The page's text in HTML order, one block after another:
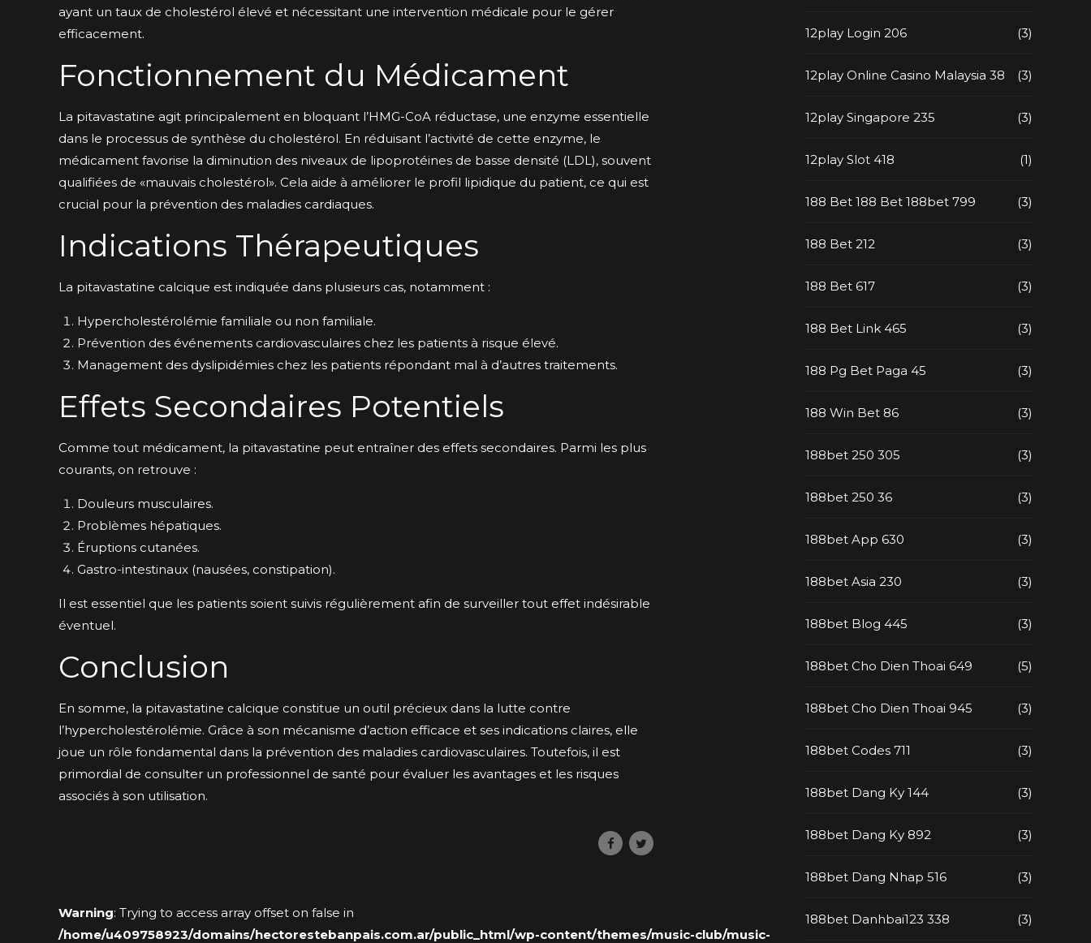
ayant un taux de cholestérol élevé et nécessitant une intervention médicale pour le gérer
efficacement.
Fonctionnement du Médicament
La pitavastatine agit principalement en bloquant l’HMG-CoA réductase, une enzyme essentielle
dans le processus de synthèse du cholestérol. En réduisant l’activité de cette enzyme, le
médicament favorise la diminution des niveaux de lipoprotéines de basse densité (LDL), souvent
qualifiées de «mauvais cholestérol». Cela aide à améliorer le profil lipidique du patient, ce qui est
crucial pour la prévention des maladies cardiaques.
Indications Thérapeutiques
La pitavastatine calcique est indiquée dans plusieurs cas, notamment :
Hypercholestérolémie familiale ou non familiale.
Prévention des événements cardiovasculaires chez les patients à risque élevé.
Management des dyslipidémies chez les patients répondant mal à d’autres traitements.
Effets Secondaires Potentiels
Comme tout médicament, la pitavastatine peut entraîner des effets secondaires. Parmi les plus
courants, on retrouve :
Douleurs musculaires.
Problèmes hépatiques.
Éruptions cutanées.
Gastro-intestinaux (nausées, constipation).
Il est essentiel que les patients soient suivis régulièrement afin de surveiller tout effet indésirable
éventuel.
Conclusion
En somme, la pitavastatine calcique constitue un outil précieux dans la lutte contre
l’hypercholestérolémie. Grâce à son mécanisme d’action efficace et ses indications claires, elle
joue un rôle fondamental dans la prévention des maladies cardiovasculaires. Toutefois, il est
primordial de consulter un professionnel de santé pour évaluer les avantages et les risques
associés à son utilisation.
Warning: Trying to access array offset on false in
/home/u409758923/domains/hectorestebanpais.com.ar/public_html/wp-content/themes/music-club/music-
12play Login 206 (3)
12play Online Casino Malaysia 38 (3)
12play Singapore 235 (3)
12play Slot 418 (1)
188 Bet 188 Bet 188bet 799 (3)
188 Bet 212 (3)
188 Bet 617 (3)
188 Bet Link 465 (3)
188 Pg Bet Paga 45 (3)
188 Win Bet 86 (3)
188bet 250 305 (3)
188bet 250 36 (3)
188bet App 630 (3)
188bet Asia 230 (3)
188bet Blog 445 (3)
188bet Cho Dien Thoai 649 (5)
188bet Cho Dien Thoai 945 (3)
188bet Codes 711 (3)
188bet Dang Ky 144 (3)
188bet Dang Ky 892 (3)
188bet Dang Nhap 516 (3)
188bet Danhbai123 338 (3)